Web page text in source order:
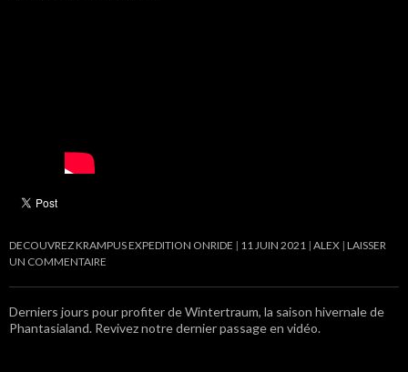
DECOUVREZ KRAMPUS EXPEDITION ONRIDE 11 JUIN 2021 ALEX LAISSER
UN COMMENTAIRE
Derniers jours pour profiter de Wintertraum, la saison hivernale de
Phantasialand. Revivez notre dernier passage en vidéo.